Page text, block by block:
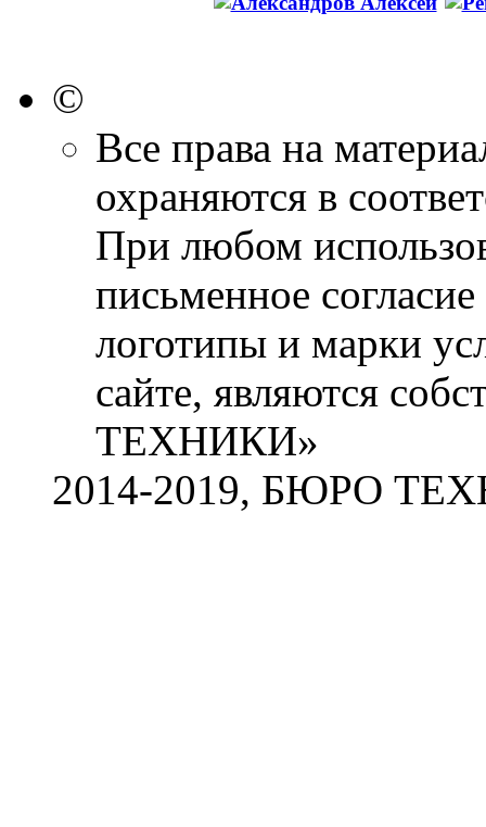
©
Все права на
охраняются в
При любом
письменное
логотипы и марки
сайте, являются
ТЕХНИКИ»
2014-2019, БЮРО